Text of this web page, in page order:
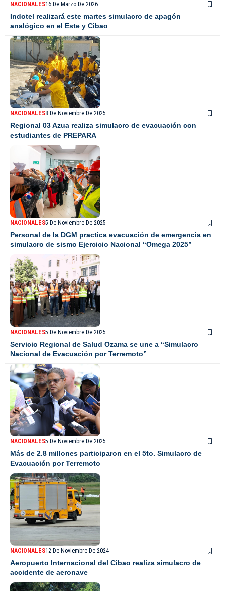
NACIONALES16 De Marzo De 2026
Indotel realizará este martes simulacro de apagón
analógico en el Este y Cibao
NACIONALES8 De Noviembre De 2025
Regional 03 Azua realiza simulacro de evacuación con
estudiantes de PREPARA
NACIONALES5 De Noviembre De 2025
Personal de la DGM practica evacuación de emergencia en
simulacro de sismo Ejercicio Nacional “Omega 2025”
NACIONALES5 De Noviembre De 2025
Servicio Regional de Salud Ozama se une a “Simulacro
Nacional de Evacuación por Terremoto”
NACIONALES5 De Noviembre De 2025
Más de 2.8 millones participaron en el 5to. Simulacro de
Evacuación por Terremoto
NACIONALES12 De Noviembre De 2024
Aeropuerto Internacional del Cibao realiza simulacro de
accidente de aeronave